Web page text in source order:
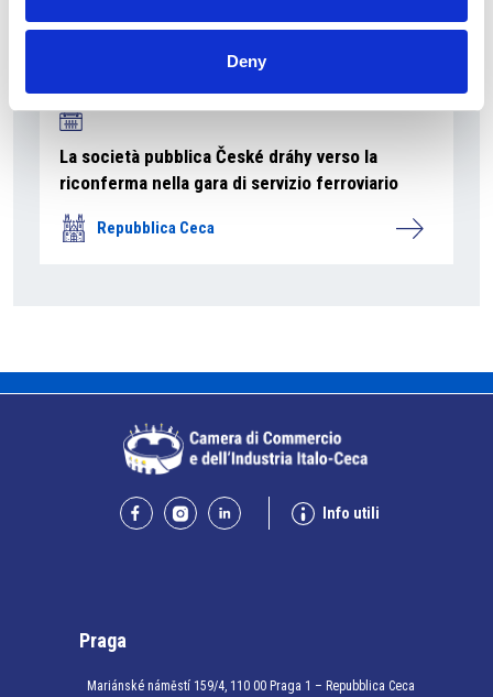
Deny
La società pubblica České dráhy verso la
riconferma nella gara di servizio ferroviario
Repubblica Ceca
Info utili
Praga
Mariánské náměstí 159/4, 110 00 Praga 1 – Repubblica Ceca